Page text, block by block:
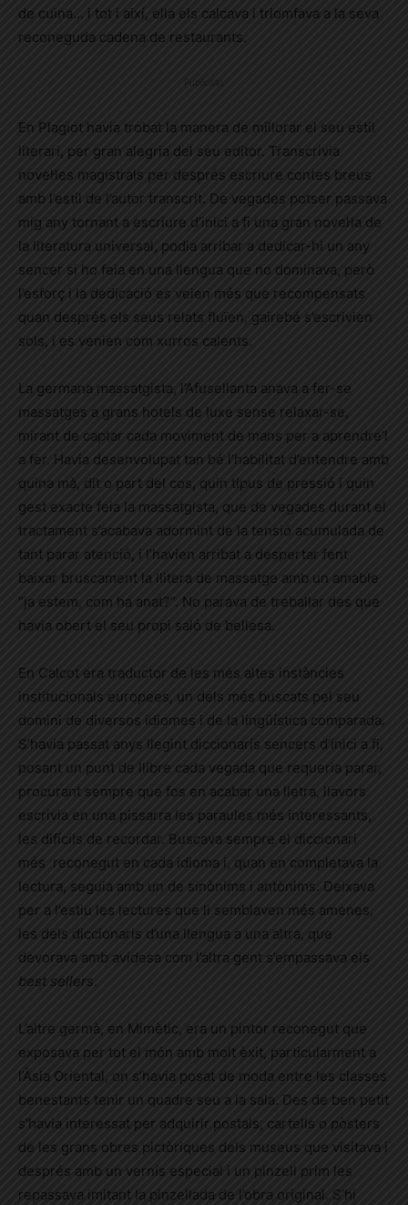
de cuina… i tot i així, ella els calcava i triomfava a la seva
reconeguda cadena de restaurants.
En Plagiot havia trobat la manera de millorar el seu estil
literari, per gran alegria del seu editor. Transcrivia
novel·les magistrals per després escriure contes breus
amb l’estil de l’autor transcrit. De vegades potser passava
mig any tornant a escriure d’inici a fi una gran novel·la de
la literatura universal, podia arribar a dedicar-hi un any
sencer si ho feia en una llengua que no dominava, però
l’esforç i la dedicació es veien més que recompensats
quan després els seus relats fluïen, gairebé s’escrivien
sols, i es venien com xurros calents.
La germana massatgista, l’Afusellanta anava a fer-se
massatges a grans hotels de luxe sense relaxar-se,
mirant de captar cada moviment de mans per a aprendre’l
a fer. Havia desenvolupat tan bé l’habilitat d’entendre amb
quina mà, dit o part del cos, quin tipus de pressió i quin
gest exacte feia la massatgista, que de vegades durant el
tractament s’acabava adormint de la tensió acumulada de
tant parar atenció, i l’havien arribat a despertar fent
baixar bruscament la llitera de massatge amb un amable
“ja estem, com ha anat?”. No parava de treballar des que
havia obert el seu propi saló de bellesa.
En Calcot era traductor de les més altes instàncies
institucionals europees, un dels més buscats pel seu
domini de diversos idiomes i de la lingüística comparada.
S’havia passat anys llegint diccionaris sencers d’inici a fi,
posant un punt de llibre cada vegada que requeria parar,
procurant sempre que fos en acabar una lletra, llavors
escrivia en una pissarra les paraules més interessants,
les difícils de recordar. Buscava sempre el diccionari
més reconegut en cada idioma i, quan en completava la
lectura, seguia amb un de sinònims i antònims. Deixava
per a l’estiu les lectures que li semblaven més amenes,
les dels diccionaris d’una llengua a una altra, que
devorava amb avidesa com l’altra gent s’empassava els
best sellers.
L’altre germà, en Mimètic, era un pintor reconegut que
exposava per tot el món amb molt èxit, particularment a
l’Àsia Oriental, on s’havia posat de moda entre les classes
benestants tenir un quadre seu a la sala. Des de ben petit
s’havia interessat per adquirir postals, cartells o pòsters
de les grans obres pictòriques dels museus que visitava i
després amb un vernís especial i un pinzell prim les
repassava imitant la pinzellada de l’obra original. S’hi